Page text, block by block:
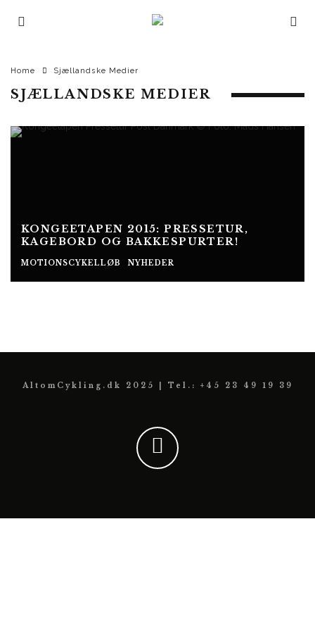
Home Sjællandske Medier
SJÆLLANDSKE MEDIER
KONGEETAPEN 2015: PRESSETUR,
KAGEBORD OG BAKKESPURTER!
MOTIONSCYKELLØB NYHEDER
AltomCykling.dk 2025 | Tel.: +45 23 49 19 39